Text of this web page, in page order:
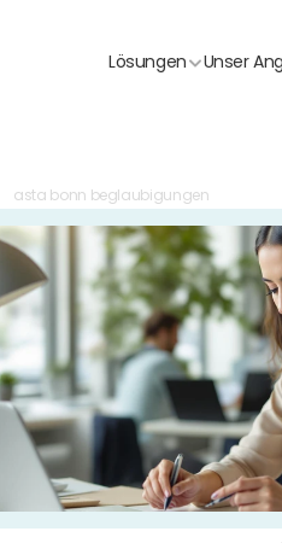
Lösungen Unser
asta bonn beglaubigungen